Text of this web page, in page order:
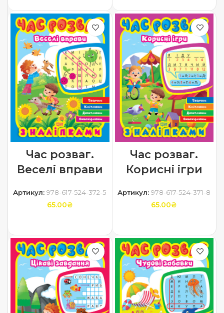
Час розваг.
Веселі вправи
Артикул:978-617-524-372-5
65.00₴
Час розваг.
Корисні ігри
Артикул:978-617-524-371-8
65.00₴